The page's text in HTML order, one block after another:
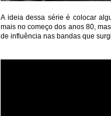
A ideia dessa série é colocar
mais no começo dos anos 80,
de influência nas bandas que